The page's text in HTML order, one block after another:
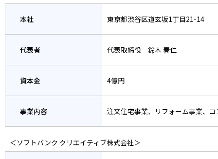
本社 東京都渋谷区道玄坂1丁目21-14
代表者 代表取締役 鈴木 春仁
資本金 4億円
事業内容 注文住宅事業、リフォーム事業、
＜ソフトバンク クリエイティブ株式会社＞